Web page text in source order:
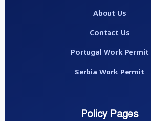
About Us
Contact Us
Portugal Work Permit
Serbia Work Permit
Policy Pages